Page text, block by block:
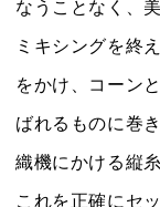
ミキシングを終
をかけ、コーン
ばれるものに巻
織機にかける縦